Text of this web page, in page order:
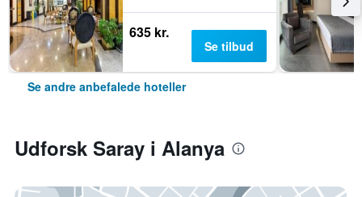
635 kr.
Se tilbud
Se andre anbefalede hoteller
Udforsk Saray i Alanya